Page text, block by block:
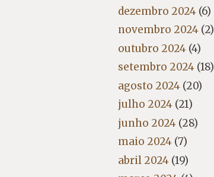
dezembro 2024(6)
novembro 2024(2)
outubro 2024(4)
setembro 2024(18)
agosto 2024(20)
julho 2024(21)
junho 2024(28)
maio 2024(7)
abril 2024(19)